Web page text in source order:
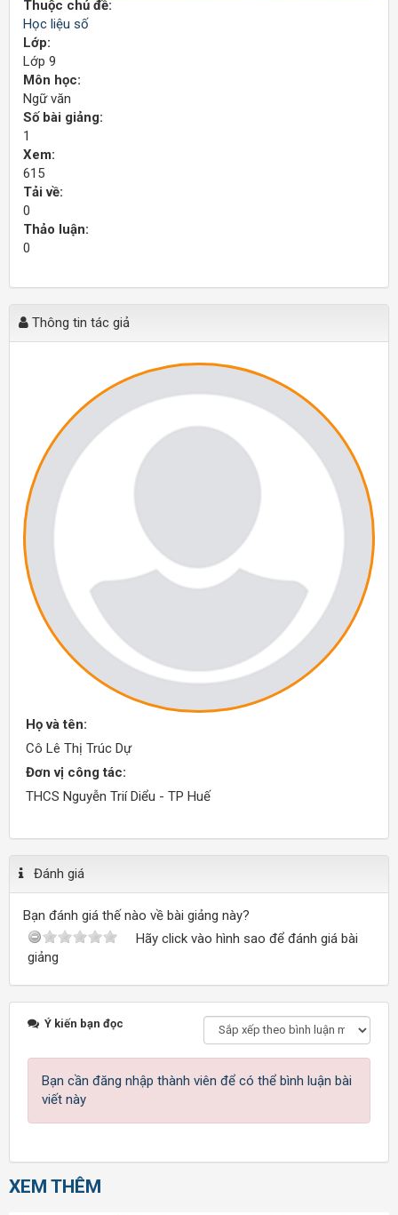
Thuộc chủ đề:
Học liệu số
Lớp:
Lớp 9
Môn học:
Ngữ văn
Số bài giảng:
1
Xem:
615
Tải về:
0
Thảo luận:
0
Thông tin tác giả
Họ và tên:
Cô Lê Thị Trúc Dự
Đơn vị công tác:
THCS Nguyễn Trií Diểu - TP Huế
Đánh giá
Bạn đánh giá thế nào về bài giảng này?
Hãy click vào hình sao để đánh giá bài
giảng
Ý kiến bạn đọc
Bạn cần đăng nhập thành viên để có thể bình luận bài
viết này
XEM THÊM